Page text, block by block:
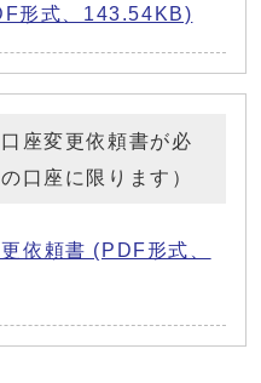
形式、143.54KB)
座変更依頼書が必
口座に限ります）
依頼書 (PDF形式、